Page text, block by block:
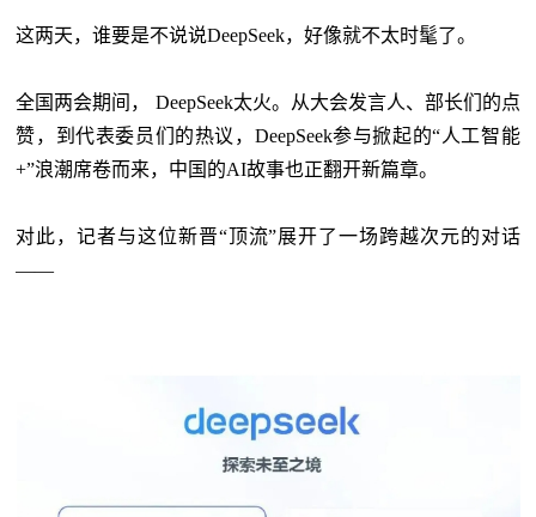
这两天，谁要是不说说DeepSeek，好像就不太时髦了。
全国两会期间，
DeepSeek太火。从大会发言人、部长们的点
赞，到代表委员们的热议，DeepSeek参与掀起的“人工智能
+”浪潮席卷而来，中国的AI故事也正翻开新篇章。
对此，记者与这位新晋“顶流”展开了一场跨越次元的对话
——